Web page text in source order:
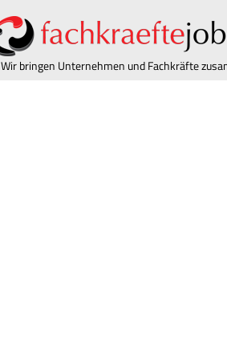
Wir bringen Unternehmen und Fachkräfte